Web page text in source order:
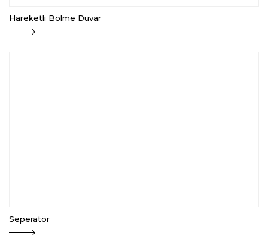
Hareketli Bölme Duvar
Seperatör